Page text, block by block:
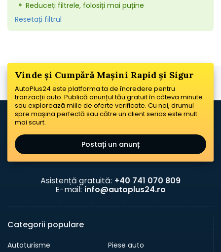
Reduceți filtrele, folosiți mai puține
Resetați filtrul
Vinde și Cumpără Mașini Rapid și Sigur
AutoPlus24 este platforma ta de încredere pentru
tranzacții auto. Publică anunțul tău gratuit în câteva minute
sau explorează miile de oferte verificate. Cu noi, drumul
spre mașina perfectă sau către un client serios este mult
mai scurt.
Postați un anunț
Asistență gratuită: +40 741 070 809
E-mail: info@autoplus24.ro
Categorii populare
Autoturisme
Piese auto